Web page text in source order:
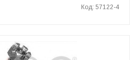
Код: 57122-4